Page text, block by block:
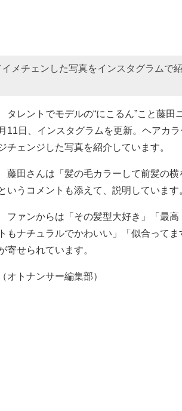
メチェンした写真をインスタグラムで
タレントでモデルの“にこるん”こと藤田
月11日、インスタグラムを更新。ヘアカ
チェンジした写真を紹介しています。
藤田さんは「髪の毛カラーして前髪の横
いうコメントも添えて、説明しています
ファンからは「その髪型大好き」「最高
トもナチュラルでかわいい」「似合って
寄せられています。
（オトナンサー編集部）